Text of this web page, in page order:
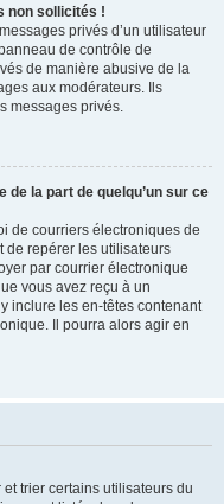
non sollicités !
privés d’un utilisateur
de contrôle de
de manière abusive de la
aux modérateurs. Ils
messages privés.
la part de quelqu’un sur ce
de courriers électroniques de
de repérer les utilisateurs
par courrier électronique
vous avez reçu à un
inclure les en-têtes contenant
Il pourra alors agir en
trier certains utilisateurs du